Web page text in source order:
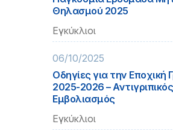
Θηλασμού 2025
Εγκύκλιοι
06/10/2025
Οδηγίες για την Εποχική
2025-2026 – Αντιγριπικός
Εμβολιασμός
Εγκύκλιοι